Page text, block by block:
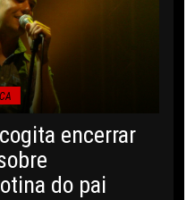
encerrar
do pai